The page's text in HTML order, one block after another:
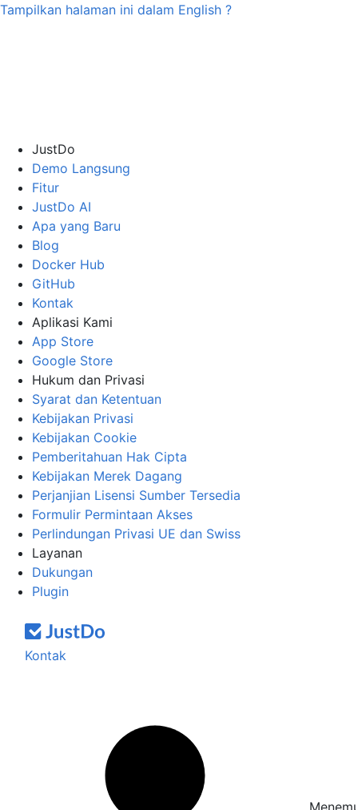
Tampilkan halaman ini dalam English ?
JustDo
Demo Langsung
Fitur
JustDo AI
Apa yang Baru
Blog
Docker Hub
GitHub
Kontak
Aplikasi Kami
App Store
Google Store
Hukum dan Privasi
Syarat dan Ketentuan
Kebijakan Privasi
Kebijakan Cookie
Pemberitahuan Hak Cipta
Kebijakan Merek Dagang
Perjanjian Lisensi Sumber Tersedia
Formulir Permintaan Akses
Perlindungan Privasi UE dan Swiss
Layanan
Dukungan
Plugin
Kontak